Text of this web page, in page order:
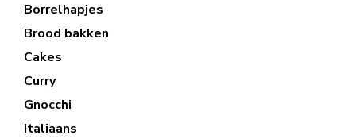
Borrelhapjes
Brood bakken
Cakes
Curry
Gnocchi
Italiaans